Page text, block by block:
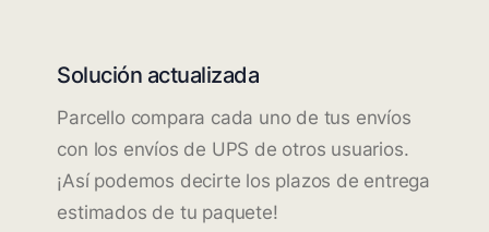
Solución actualizada
Parcello compara cada uno de tus envíos
con los envíos de UPS de otros usuarios.
¡Así podemos decirte los plazos de entrega
estimados de tu paquete!